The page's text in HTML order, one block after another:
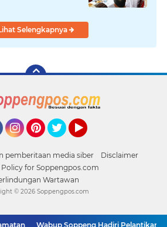
Selengkapnya
pemberitaan media siber
Disclaimer
for Soppengpos.com
Wartawan
Wabup Soppeng Hadiri Pelantikan
© 2026 Soppengpos.com